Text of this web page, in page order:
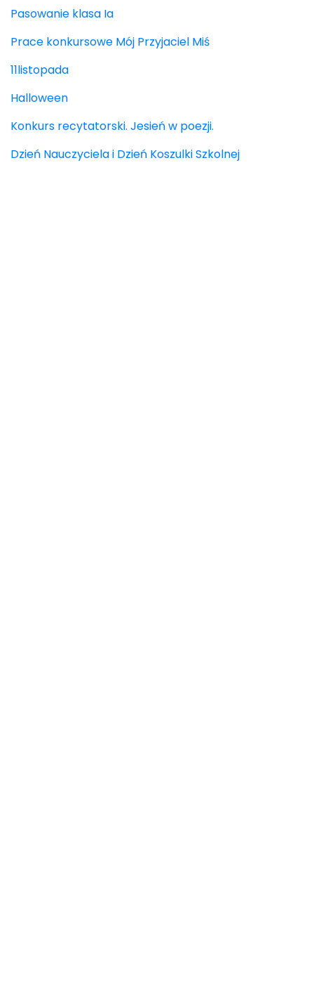
Pasowanie klasa Ia
Prace konkursowe Mój Przyjaciel Miś
11listopada
Halloween
Konkurs recytatorski. Jesień w poezji.
Dzień Nauczyciela i Dzień Koszulki Szkolnej